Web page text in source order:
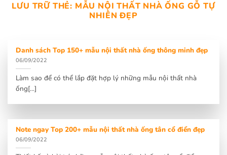
LƯU TRỮ THẺ: MẪU NỘI THẤT NHÀ ỐNG GỖ TỰ
NHIÊN ĐẸP
Danh sách Top 150+ mẫu nội thất nhà ống thông minh đẹp
06/09/2022
Làm sao để có thể lắp đặt hợp lý những mẫu nội thất nhà
ống[...]
Note ngay Top 200+ mẫu nội thất nhà ống tân cổ điển đẹp
06/09/2022